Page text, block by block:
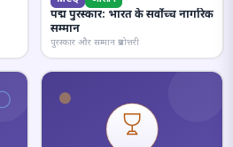
पद्म पुरस्कार: भारत के सर्वोच्च नागरिक
सम्मान
पुरस्कार और सम्मान प्रश्नोत्तरी